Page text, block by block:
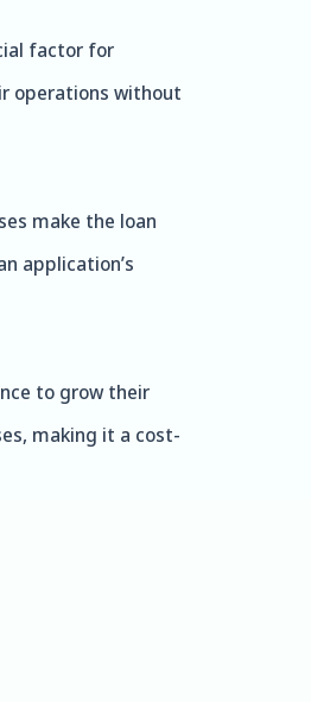
factor for
operations without
make the loan
application’s
to grow their
making it a cost-